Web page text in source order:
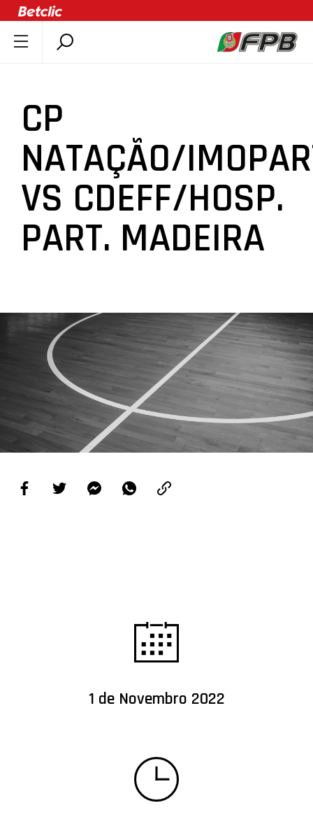
ÚLTIMAS
COMPETIÇÕES
ASSOCIAÇÕES
CLUBES
AGENTES
AGENDA
ÁREA TÉCNICA
PROJETOS
LIGA BETCLIC MASCULINA
LIGA BETCLIC FEMININA
CP
NATAÇÃO/
VS CDEFF/HOSP.
PART. MADEIRA
1 de Novembro 2022